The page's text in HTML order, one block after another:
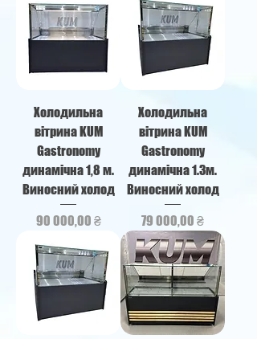
Холодильна
вітрина KUM
Gastronomy
динамічна 1,8 м.
Виносний холод
Ціна
90 000,00 ₴
Холодильна
вітрина KUM
Gastronomy
динамічна 1.3м.
Виносний холод
Ціна
79 000,00 ₴